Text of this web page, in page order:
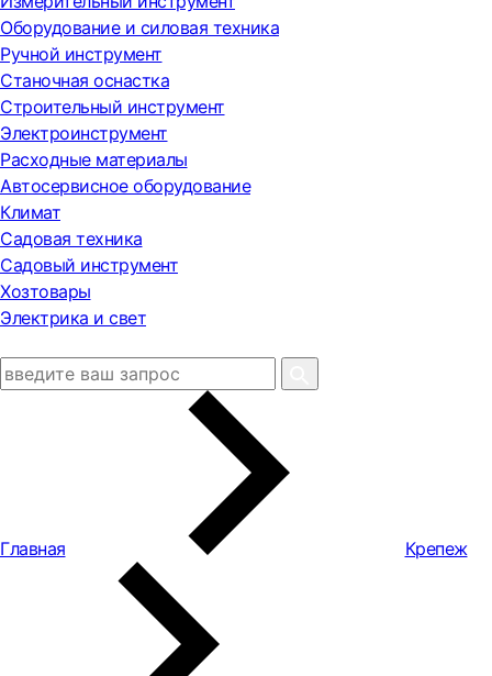
Оборудование и силовая техника
Ручной инструмент
Станочная оснастка
Строительный инструмент
Электроинструмент
Расходные материалы
Автосервисное оборудование
Климат
Садовая техника
Садовый инструмент
Хозтовары
Электрика и свет
Главная Крепеж